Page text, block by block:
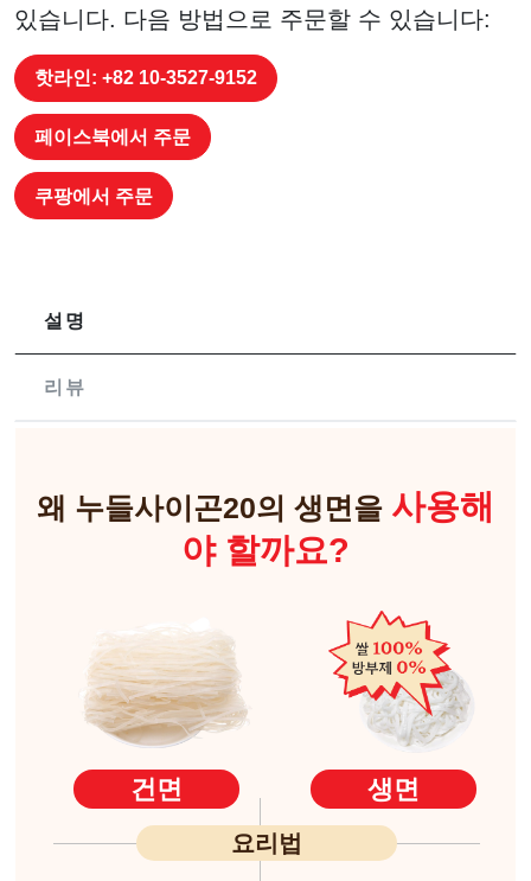
있습니다. 다음 방법으로 주문할 수 있습니다:
핫라인: +82 10-3527-9152
페이스북에서 주문
쿠팡에서 주문
설명
리뷰
왜 누들사이곤20의 생면을 사용해
야 할까요?
건면 생면
요리법